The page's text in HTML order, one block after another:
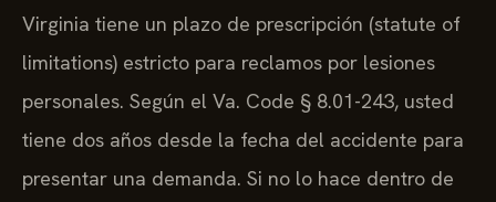
Virginia tiene un plazo de prescripción (statute of
limitations) estricto para reclamos por lesiones
personales. Según el Va. Code § 8.01-243, usted
tiene dos años desde la fecha del accidente para
presentar una demanda. Si no lo hace dentro de